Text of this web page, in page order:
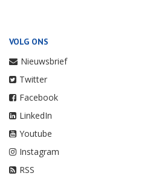
VOLG ONS
Nieuwsbrief
Twitter
Facebook
LinkedIn
Youtube
Instagram
RSS